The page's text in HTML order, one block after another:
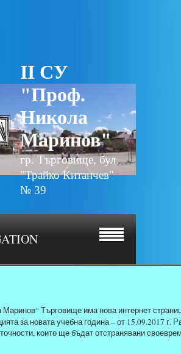
II СУ
"Проф.
Никола
Маринов"
гр. Търговище, бул.
"Трайко Китанчев"
№ 39
Търговище има нова интернет
за новата учебна година – от 15.09.2017
които ще бъдат отстранявани